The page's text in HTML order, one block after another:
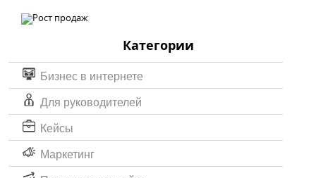
Категории
Бизнес в интернете
Для руководителей
Кейсы
Маркетинг